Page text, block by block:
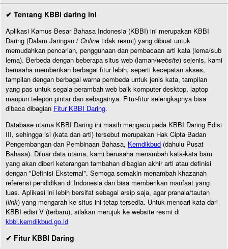
✔ Tentang KBBI daring ini
Aplikasi Kamus Besar Bahasa Indonesia (KBBI) ini merupakan KBBI
Daring (Dalam Jaringan / Online tidak resmi) yang dibuat untuk
memudahkan pencarian, penggunaan dan pembacaan arti kata (lema/sub
lema). Berbeda dengan beberapa situs web (laman/website) sejenis, kami
berusaha memberikan berbagai fitur lebih, seperti kecepatan akses,
tampilan dengan berbagai warna pembeda untuk jenis kata, tampilan
yang pas untuk segala perambah web baik komputer desktop, laptop
maupun telepon pintar dan sebagainya. Fitur-fitur selengkapnya bisa
dibaca dibagian Fitur KBBI Daring.
Database utama KBBI Daring ini masih mengacu pada KBBI Daring Edisi
III, sehingga isi (kata dan arti) tersebut merupakan Hak Cipta Badan
Pengembangan dan Pembinaan Bahasa, Kemdikbud (dahulu Pusat
Bahasa). Diluar data utama, kami berusaha menambah kata-kata baru
yang akan diberi keterangan tambahan dibagian akhir arti atau definisi
dengan "Definisi Eksternal". Semoga semakin menambah khazanah
referensi pendidikan di Indonesia dan bisa memberikan manfaat yang
luas. Aplikasi ini lebih bersifat sebagai arsip saja, agar pranala/tautan
(link) yang mengarah ke situs ini tetap tersedia. Untuk mencari kata dari
KBBI edisi V (terbaru), silakan merujuk ke website resmi di
kbbi.kemdikbud.go.id
✔ Fitur KBBI Daring